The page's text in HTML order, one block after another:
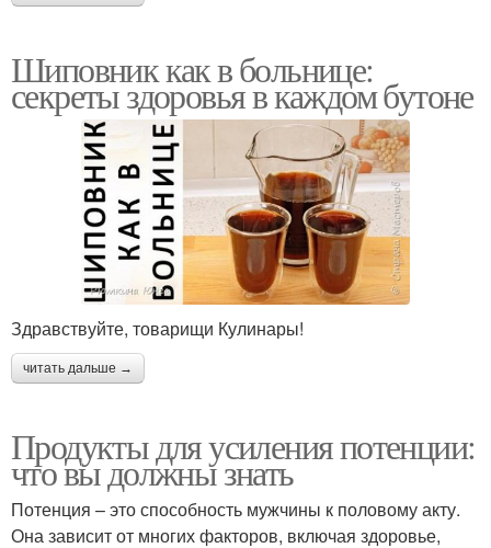
Шиповник как в больнице:
секреты здоровья в каждом бутоне
Здравствуйте, товарищи Кулинары!
читать дальше →
Продукты для усиления потенции:
что вы должны знать
Потенция – это способность мужчины к половому акту.
Она зависит от многих факторов, включая здоровье,